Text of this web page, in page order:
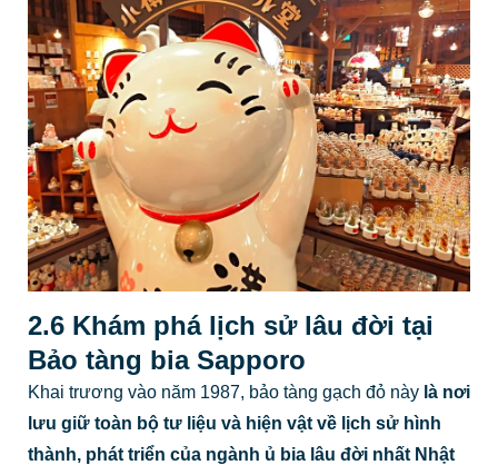
2.6 Khám phá lịch sử lâu đời tại
Bảo tàng bia Sapporo
Khai trương vào năm 1987, bảo tàng gạch đỏ này là nơi
lưu giữ toàn bộ tư liệu và hiện vật về lịch sử hình
thành, phát triển của ngành ủ bia lâu đời nhất Nhật